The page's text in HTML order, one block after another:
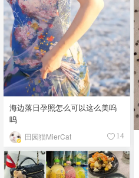
海边落日孕照怎么可以这么美呜
呜
田园猫MierCat 14